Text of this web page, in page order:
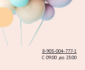
8-905-004-777-1
С 09:00 до 23:00